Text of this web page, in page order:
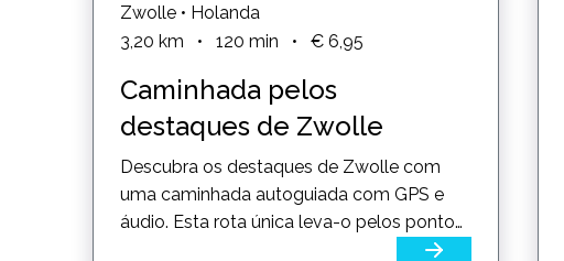
Zwolle • Holanda
3,20 km • 120 min • € 6,95
Caminhada pelos
destaques de Zwolle
Descubra os destaques de Zwolle com
uma caminhada autoguiada com GPS e
áudio. Esta rota única leva-o pelos pontos